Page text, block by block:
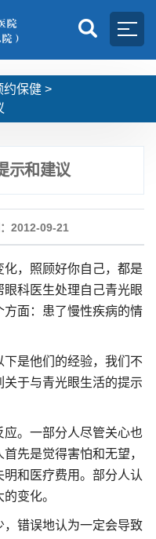
约保健 >
示和建议
2012-09-21
，照顾好你自己，都是
科医生处理自己青光眼
面：患了慢性疾病的情
是他们的经验，我们不
于与青光眼生活的提示
。一部分人尽管关心也
先是觉得害怕和无望，
和医疗费用。部分人认
变化。
错误地认为一定会导致